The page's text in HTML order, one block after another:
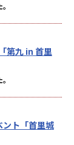
第九 in 首里
ト「首里城